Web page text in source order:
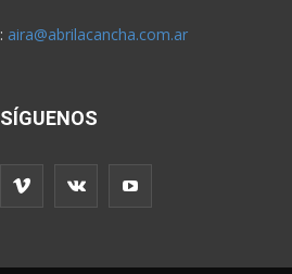
aira@abrilacancha.com.ar
SÍGUENOS